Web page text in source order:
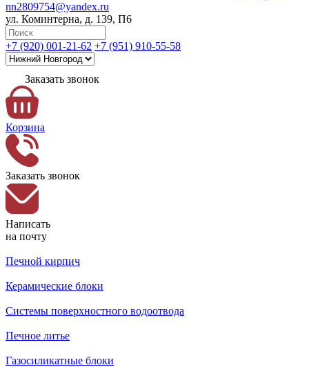
nn2809754@yandex.ru
ул. Коминтерна, д. 139, П6
+7 (920) 001-21-62 +7 (951) 910-55-58
Заказать звонок
Корзина
Заказать звонок
Написать
на почту
Печной кирпич
Керамические блоки
Системы поверхностного водоотвода
Печное литье
Газосиликатные блоки